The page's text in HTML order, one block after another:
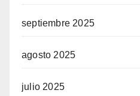
septiembre 2025
agosto 2025
julio 2025